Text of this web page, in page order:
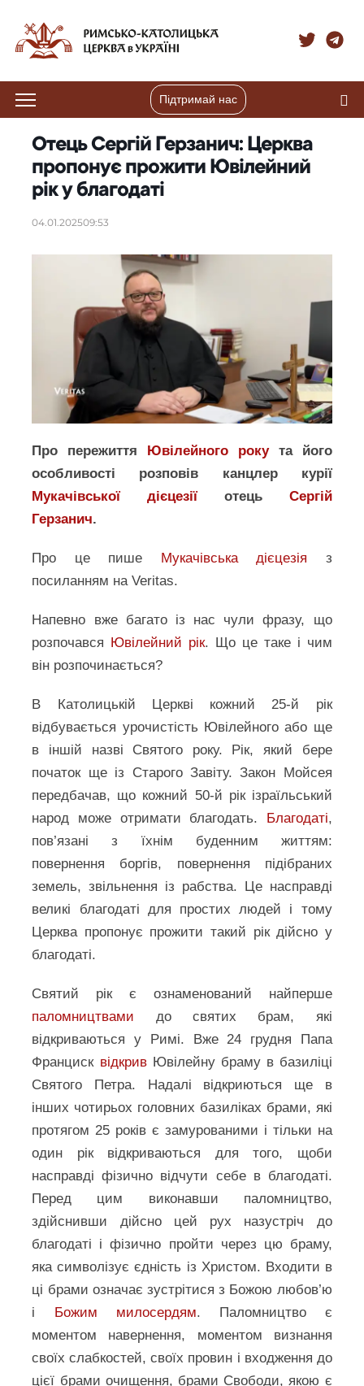
Підтримай нас
Отець Сергій Герзанич: Церква
пропонує прожити Ювілейний
рік у благодаті
04.01.202509:53
Про пережиття Ювілейного рокута його
особливості розповів канцлер курії
Мукачівської дієцезії отець Сергій
Герзанич.
Про це пише Мукачівська дієцезія з
посиланням на Veritas.
Напевно вже багато із нас чули фразу, що
розпочався Ювілейний рік. Що це таке і чим
він розпочинається?
В Католицькій Церкві кожний 25-й рік
відбувається урочистість Ювілейного або ще
в іншій назві Святого року. Рік, який бере
початок ще із Старого Завіту. Закон Мойсея
передбачав, що кожний 50-й рік ізраїльський
народ може отримати благодать. Благодаті,
пов’язані з їхнім буденним життям:
повернення боргів, повернення підібраних
земель, звільнення із рабства. Це насправді
великі благодаті для простих людей і тому
Церква пропонує прожити такий рік дійсно у
благодаті.
Святий рік є ознаменований найперше
паломництвами до святих брам, які
відкриваються у Римі. Вже 24 грудня Папа
Франциск відкривЮвілейну браму в базиліці
Святого Петра. Надалі відкриються ще в
інших чотирьох головних базиліках брами, які
протягом 25 років є замурованими і тільки на
один рік відкриваються для того, щоби
насправді фізично відчути себе в благодаті.
Перед цим виконавши паломництво,
здійснивши дійсно цей рух назустріч до
благодаті і фізично пройти через цю браму,
яка символізує єдність із Христом. Входити в
ці брами означає зустрітися з Божою любов’ю
і Божим милосердям. Паломництво є
моментом навернення, моментом визнання
своїх слабкостей, своїх провин і входження до
цієї брами очищення, брами Свободи, якою є